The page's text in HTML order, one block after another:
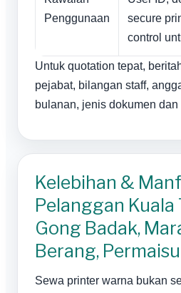
Penggunaan
secure
control
Untuk quotation tepat,
pejabat, bilangan staff,
bulanan, jenis dokumen
Kelebihan &
Pelanggan Kuala
Gong Badak,
Berang,
Sewa printer warna bukan